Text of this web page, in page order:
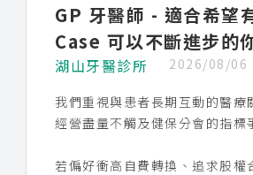
GP 牙醫師 - 適合希望
Case 可以不斷進步的
湖山牙醫診所 2026/08/06
我們重視與患者長期互動的醫療
經營盡量不觸及健保分會的指標
若偏好衝高自費轉換、追求股權